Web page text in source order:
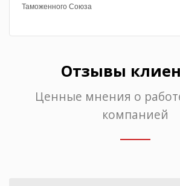
Таможенного Союза
Отзывы
Ценные мнения о
компанией